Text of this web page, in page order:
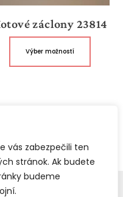
vás zabezpečili ten
stránok. Ak budete
budeme
záclony 23814
Výber možností